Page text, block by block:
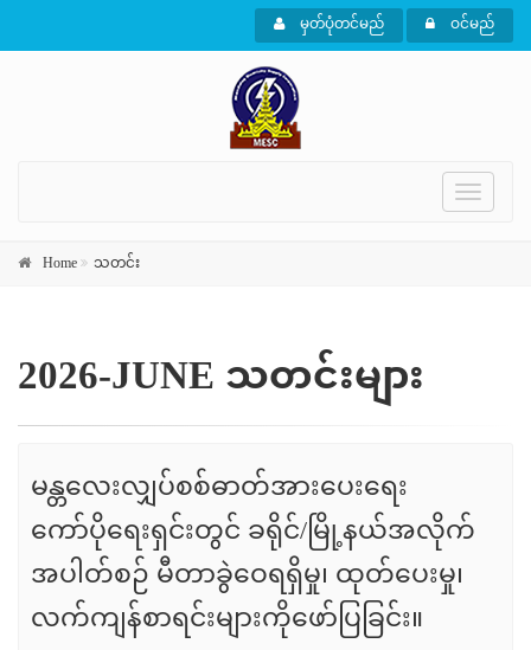
မှတ်ပုံတင်မည် ဝင်မည်
Toggle
Home သတင်း
2026-JUNE သတင်းများ
မန္တလေးလျှပ်စစ်ဓာတ်အားပေးရေး
ကော်ပိုရေးရှင်းတွင် ခရိုင်/မြို့နယ်အလိုက်
အပါတ်စဉ် မီတာခွဲဝေရရှိမှု၊ ထုတ်ပေးမှု၊
လက်ကျန်စာရင်းများကိုဖော်ပြခြင်း။